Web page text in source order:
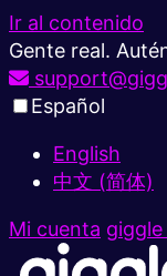
Ir al contenido
Gente real.
Español
English
中文 (简体)
Mi cuenta